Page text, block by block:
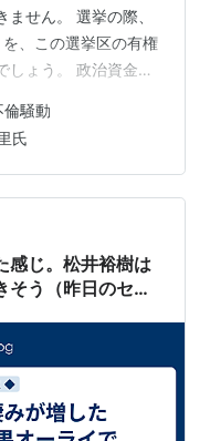
せん。 選挙の際、
、この選挙区の有権
しょう。 政治資金問
東海地区でメディア
い。
倫騒動
氏
感じ。松井裕樹は
そう（昨日のセー